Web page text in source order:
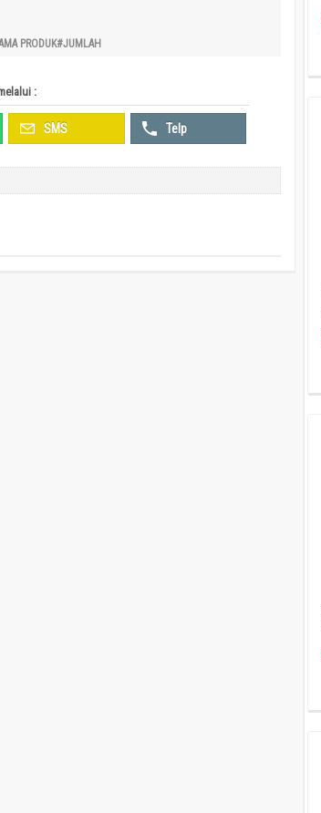
PRODUK#JUMLAH
:
SMS Telp